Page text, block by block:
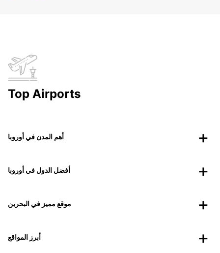
Top Airports
أهم المدن في أوروبا
أفضل الدول في أوروبا
موقع مميز في البحرين
أبرز المواقع